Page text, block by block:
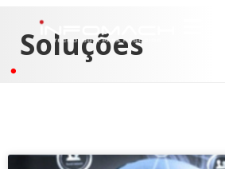
Soluções